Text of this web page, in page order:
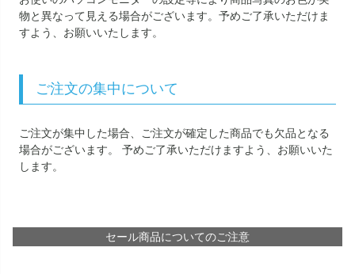
物と異なって見える場合がございます。予めご了承いただけま
すよう、お願いいたします。
ご注文の集中について
ご注文が集中した場合、ご注文が確定した商品でも欠品となる
場合がございます。 予めご了承いただけますよう、お願いいた
します。
セール商品についてのご注意